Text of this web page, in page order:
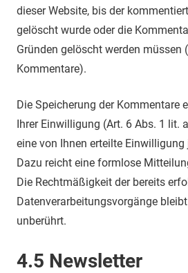
dieser Website, bis der
gelöscht wurde oder die
Gründen gelöscht werden müssen
Kommentare).
Die Speicherung der Kommentare
Ihrer Einwilligung (Art. 6 Abs. 1 lit.
eine von Ihnen erteilte
Dazu reicht eine formlose
Die Rechtmäßigkeit der bereits
Datenverarbeitungsvorgänge
unberührt.
4.5 Newsletter